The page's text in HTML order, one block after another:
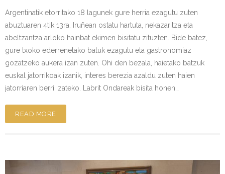
Argentinatik etorritako 18 lagunek gure herria ezagutu zuten
abuztuaren 4tik 13ra. Iruñean ostatu hartuta, nekazaritza eta
abeltzantza arloko hainbat ekimen bisitatu zituzten. Bide batez,
gure txoko ederrenetako batuk ezagutu eta gastronomiaz
gozatzeko aukera izan zuten. Ohi den bezala, haietako batzuk
euskal jatorrikoak izanik, interes berezia azaldu zuten haien
jatorriaren berri izateko. Labrit Ondareak bisita honen…
READ MORE